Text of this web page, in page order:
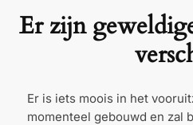
Er zijn
Er is iets moois in het
momenteel gebouwd en zal